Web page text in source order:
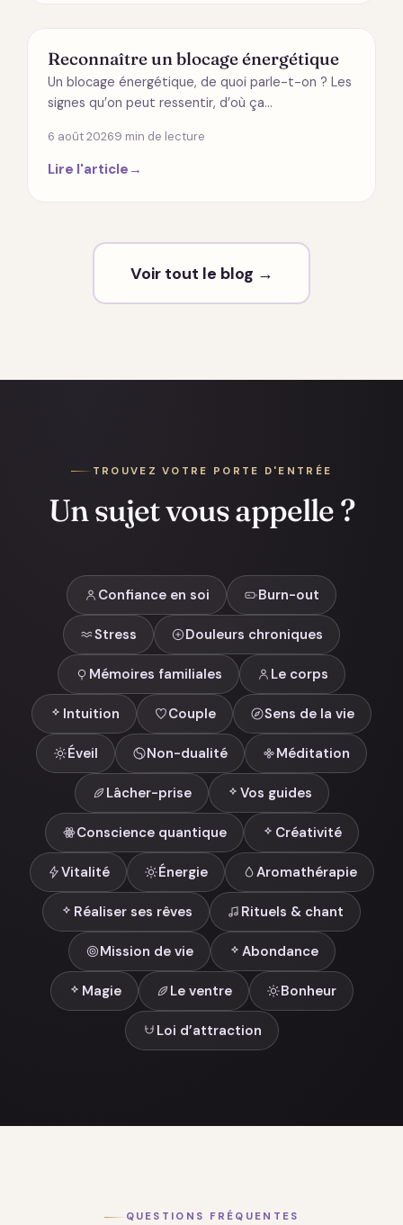
ÉNERGÉTIQUE
Reconnaître un blocage énergétique
Un blocage énergétique, de quoi parle-t-on ? Les
signes qu’on peut ressentir, d’où ça…
6 août 20269 min de lecture
Lire l'article →
Voir tout le blog →
TROUVEZ VOTRE PORTE D'ENTRÉE
Un sujet vous appelle ?
Confiance en soi Burn-out
Stress Douleurs chroniques
Mémoires familiales Le corps
Intuition Couple Sens de la vie
Éveil Non-dualité Méditation
Lâcher-prise Vos guides
Conscience quantique Créativité
Vitalité Énergie Aromathérapie
Réaliser ses rêves Rituels & chant
Mission de vie Abondance
Magie Le ventre Bonheur
Loi d’attraction
QUESTIONS FRÉQUENTES